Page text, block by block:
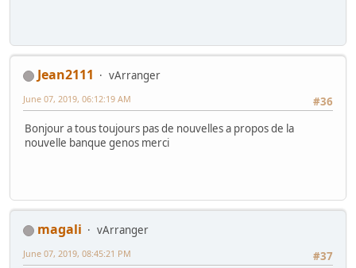
Jean2111
vArranger
#36
June 07, 2019, 06:12:19 AM
Bonjour a tous toujours pas de nouvelles a propos de la
nouvelle banque genos merci
magali
vArranger
#37
June 07, 2019, 08:45:21 PM